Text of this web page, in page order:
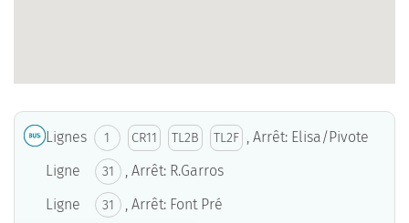
Lignes 1 CR11 TL2B TL2F , Arrêt: Elisa/Pivote
Ligne
31
, Arrêt: R.Garros
Ligne
31 , Arrêt: Font Pré